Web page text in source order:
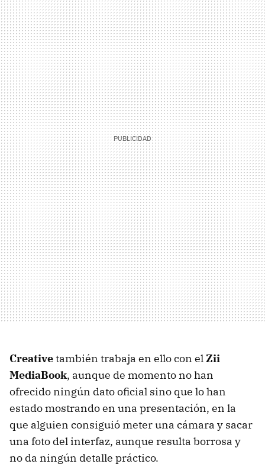
Creativetambién trabaja en ello con elZii
MediaBook, aunque de momento no han
ofrecido ningún dato oficial sino que lo han
estado mostrando en una presentación, en la
que alguien consiguió meter una cámara y sacar
una foto del interfaz, aunque resulta borrosa y
no da ningún detalle práctico.